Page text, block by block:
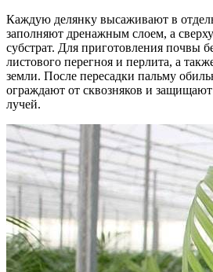
Каждую делянку высаживают в
заполняют дренажным слоем, а
субстрат. Для приготовления почвы
листового перегноя и перлита, а
земли. После пересадки пальму
ограждают от сквозняков и
лучей.